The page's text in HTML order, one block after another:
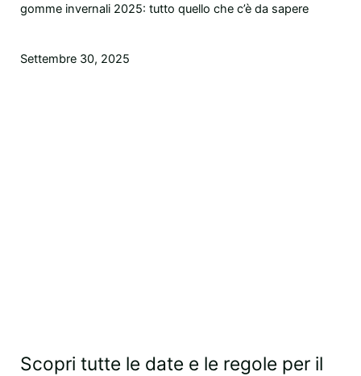
gomme invernali 2025: tutto quello che c’è da sapere
Settembre 30, 2025
Scopri tutte le date e le regole per il